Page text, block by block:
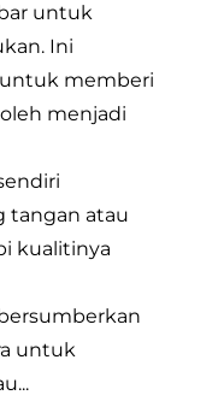
untuk
Ini
memberi
menjadi
tangan atau
kualitinya
untuk